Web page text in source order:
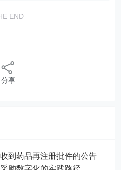
END
分享
到药品再注册批件的公告